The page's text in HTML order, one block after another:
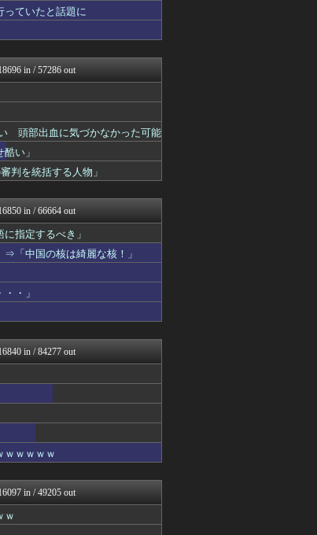
板速報
サカブログ
J PRIDE
じぇいスタジアム＠なん...
メタだらけの・・・
板-RUSH
はつ -アニメ発信場-
Jクエスト
体験！アンビリバボー｜...
ちゃんねる
まとめ速報 -修羅場・...
体験！アンビリバボー｜...
体験！アンビリバボー｜...
J PRIDE
】ニュー速クオリテ...
こーる速報！
ット速報
ちゃんねる
速
ミュージアム
はみた -修羅場・恋愛...
体験！アンビリバボー｜...
まと！
ルデンタイムズ
速
ールちゃんねる｜２ちゃ...
っていたと話題に
in / 57286 out
頭部出血に気づかなかった可能
い」
判を統括する人物」
in / 66664 out
指定するべき」
「中国の核は綺麗な核！」
・」
in / 84277 out
ｗｗｗｗｗ
in / 49205 out
ｗ